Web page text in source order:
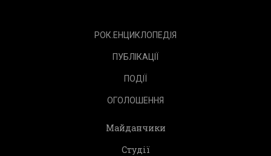
РОК.ЕНЦИКЛОПЕДІЯ
ПУБЛІКАЦІЇ
ПОДІЇ
ОГОЛОШЕННЯ
Майданчики
Студії